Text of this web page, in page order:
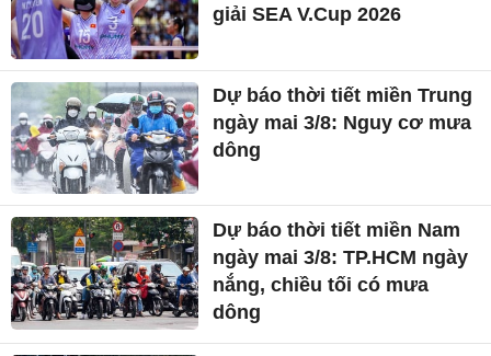
giải SEA V.Cup 2026
Dự báo thời tiết miền Trung
ngày mai 3/8: Nguy cơ mưa
dông
Dự báo thời tiết miền Nam
ngày mai 3/8: TP.HCM ngày
nắng, chiều tối có mưa
dông